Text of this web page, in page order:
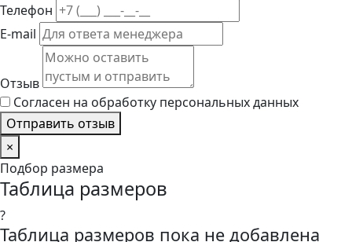
Телефон
E-mail
Отзыв
Согласен на обработку персональных данных
Отправить отзыв
×
Подбор размера
Таблица размеров
?
Таблица размеров пока не добавлена